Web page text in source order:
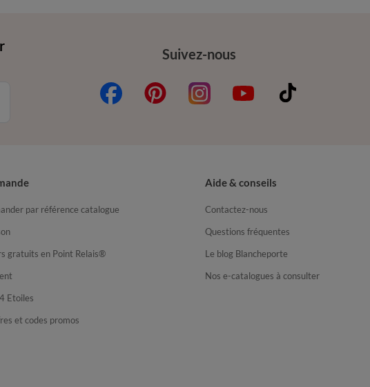
Suivez-nous
par référence catalogue
gratuits en Point Relais®
Etoiles
et codes promos
Aide & conseils
Contactez-nous
Questions fréquentes
Le blog Blancheporte
Nos e-catalogues à consulter